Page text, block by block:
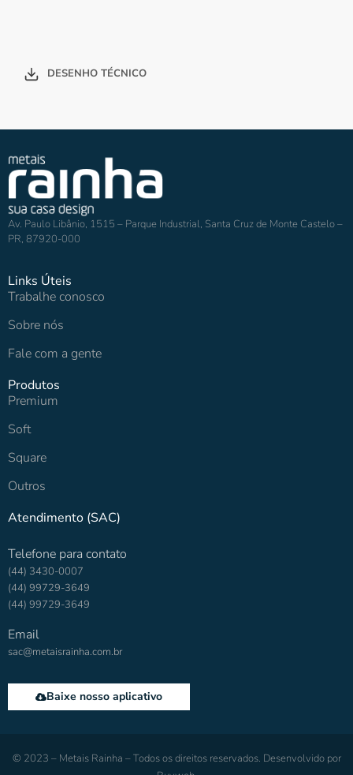
DESENHO TÉCNICO
Av. Paulo Libânio, 1515 – Parque Industrial, Santa Cruz de Monte Castelo –
PR, 87920-000
Links Úteis
Trabalhe conosco
Sobre nós
Fale com a gente
Produtos
Premium
Soft
Square
Outros
Atendimento (SAC)
Telefone para contato
(44) 3430-0007
(44) 99729-3649
(44) 99729-3649
Email
sac@metaisrainha.com.br
Baixe nosso aplicativo
© 2023 – Metais Rainha – Todos os direitos reservados. Desenvolvido por